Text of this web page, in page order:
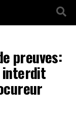
preuves:
interdit